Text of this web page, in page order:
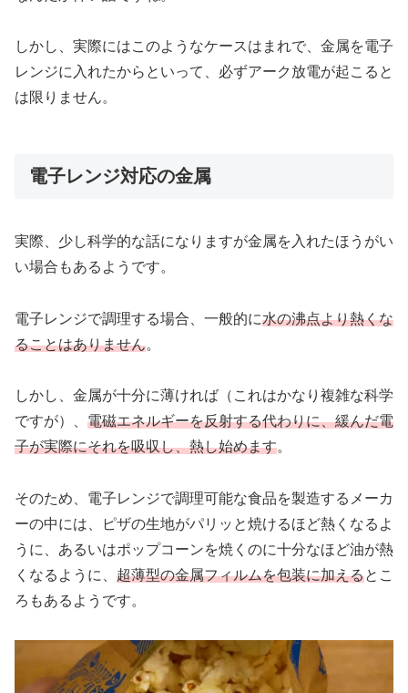
しかし、実際にはこのようなケースはまれで、金属を電子
レンジに入れたからといって、必ずアーク放電が起こると
は限りません。
電子レンジ対応の金属
実際、少し科学的な話になりますが金属を入れたほうがい
い場合もあるようです。
電子レンジで調理する場合、一般的に水の沸点より熱くな
ることはありません。
しかし、金属が十分に薄ければ（これはかなり複雑な科学
ですが）、 電磁エネルギーを反射する代わりに、緩んだ電
子が実際にそれを吸収し、熱し始めます。
そのため、電子レンジで調理可能な食品を製造するメーカ
ーの中には、ピザの生地がパリッと焼けるほど熱くなるよ
うに、あるいはポップコーンを焼くのに十分なほど油が熱
くなるように、 超薄型の金属フィルムを包装に加えるとこ
ろもあるようです。